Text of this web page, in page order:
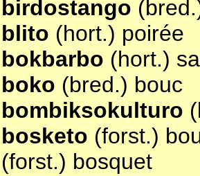
birdostango
blito (hort.) poirée
bokbarbo (hort.)
boko (bred.) bouc
bombiksokulturo
bosketo (forst.)
(forst.) bosquet